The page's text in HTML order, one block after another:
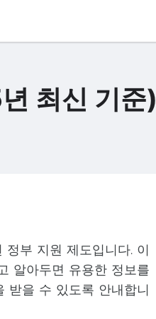
최신 기준
부 지원 제도입니다. 이
알아두면 유용한 정보를
받을 수 있도록 안내합니